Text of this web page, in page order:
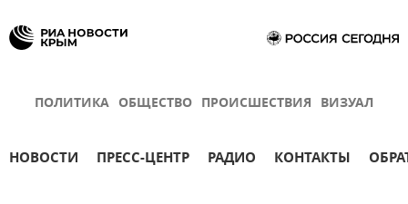
ПОЛИТИКА ОБЩЕСТВО ПРОИСШЕСТВИЯ ВИЗУАЛ
НОВОСТИ ПРЕСС-ЦЕНТР РАДИО КОНТАКТЫ